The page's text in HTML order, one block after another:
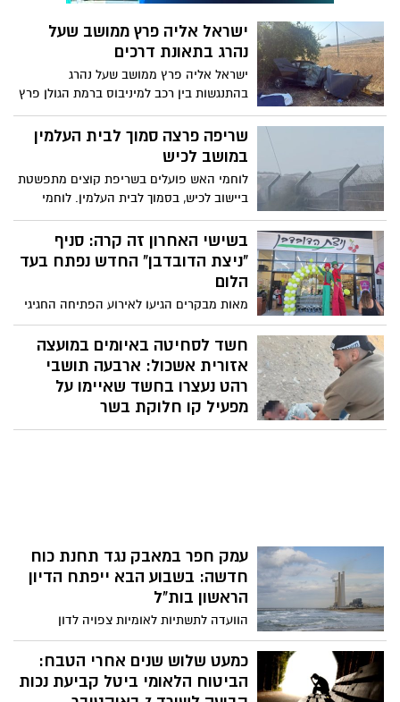
ישראל אליה פרץ ממושב שעל
נהרג בתאונת דרכים
ישראל אליה פרץ ממושב שעל נהרג
בהתנגשות בין רכב למיניבוס ברמת הגולן פרץ
נפגע בהתנגשות בין רכב פרטי למיניבוס
בכביש 98 סמוך לצומת אפיק. אדם נוסף נפצע
באורח בינוני ו-8 נפצעו קל
שריפה פרצה סמוך לבית העלמין
במושב לכיש
לוחמי האש פועלים בשריפת קוצים מתפשטת
ביישוב לכיש, בסמוך לבית העלמין. לוחמי
האש ממחוז דרום השיגו שליטה בשריפת
הקוצים שהתפשטה סמוך ליישוב לכיש.
בשישי האחרון זה קרה: סניף
"ניצת הדובדבן" החדש נפתח בעד
הלום
מאות מבקרים הגיעו לאירוע הפתיחה החגיגי
של הסניף החדש של ניצת הדובדבן במתחם
IN עד הלום , נהנו ממבצעי השקה, טעימות,
פעילויות לכל המשפחה והיכרות עם מגוון
המוצרים הטבעיים של הרשת.
חשד לסחיטה באיומים במועצה
אזורית אשכול: ארבעה תושבי
רהט נעצרו בחשד שאיימו על
מפעיל קו חלוקת בשר
על פי החשד, הארבעה ניסו למנוע ממפעיל קו
עמק חפר במאבק נגד תחנת כוח
חדשה: בשבוע הבא ייפתח הדיון
הראשון בות"ל
הוועדה לתשתיות לאומיות צפויה לדון
בתוכנית להקמת תחנת הכוח "אורות יצחק"
בסמוך לעמק חפר. במועצות עמק חפר ומנשה
מתנגדים בחריפות ומזהירים מפגיעה
סביבתית וביטחונית, בעוד היזם צחי אבו טוען
כמעט שלוש שנים אחרי הטבח:
הביטוח הלאומי ביטל קביעת נכות